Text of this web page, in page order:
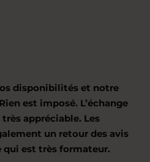
disponibilités et notre
est imposé. L’échange
appréciable. Les
un retour des avis
qui est très formateur.